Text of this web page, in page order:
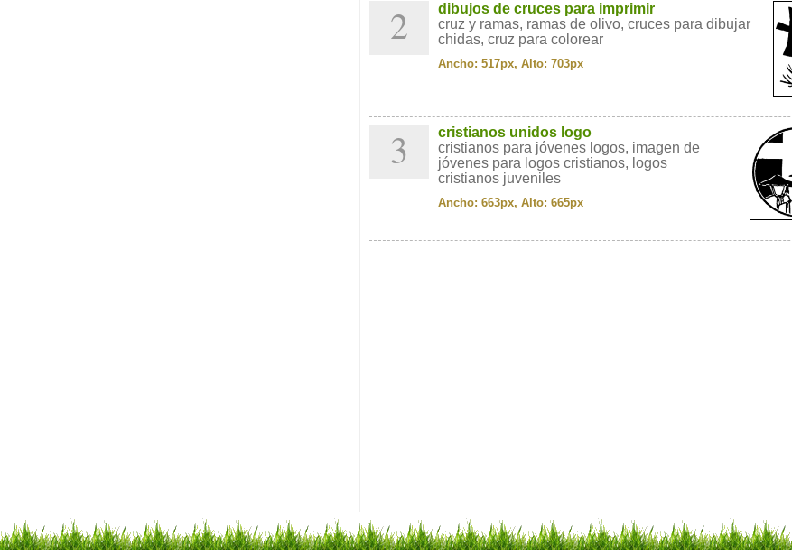
2
dibujos de cruces para imprimir
cruz y ramas, ramas de olivo, cruces para dibujar
chidas, cruz para colorear
Ancho: 517px, Alto: 703px
3
cristianos unidos logo
cristianos para jóvenes logos, imagen de
jóvenes para logos cristianos, logos
cristianos juveniles
Ancho: 663px, Alto: 665px